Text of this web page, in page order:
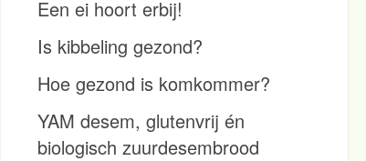
Een ei hoort erbij!
Is kibbeling gezond?
Hoe gezond is komkommer?
YAM desem, glutenvrij én
biologisch zuurdesembrood